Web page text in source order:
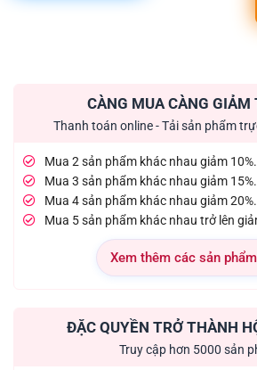
CÀNG MUA CÀNG GIẢM
Thanh toán online - Tải sản phẩm
Mua 2 sản phẩm khác nhau giảm 10%.
Mua 3 sản phẩm khác nhau giảm 15%.
Mua 4 sản phẩm khác nhau giảm 20%.
Mua 5 sản phẩm khác nhau trở lên
Xem thêm các sản
ĐẶC QUYỀN TRỞ THÀNH
Truy cập hơn 5000 sản